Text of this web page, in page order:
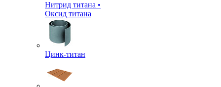
Нитрид титана •
Оксид титана
Цинк-титан